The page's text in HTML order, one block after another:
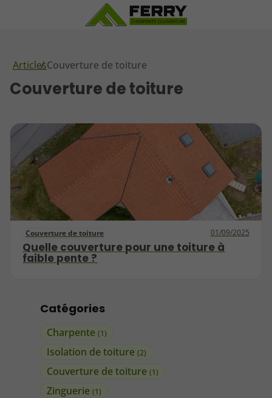
Catégories
Charpente (1)
Isolation de toiture (2)
Couverture de toiture (1)
Zinguerie (1)
ArticlesCouverture de toiture
Couverture de toiture
Couverture de toiture 01/09/2025
Quelle couverture pour une toiture à
faible pente ?